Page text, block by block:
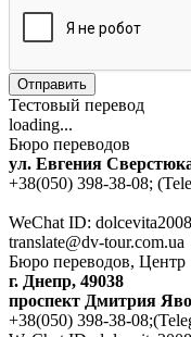
Отправить
Тестовый перевод
loading...
Бюро переводов
ул. Евгения
+38(050) 398-38-08;
WeChat ID: dolcevita2008
translate@dv-tour.com.ua
Бюро переводов, Центр
г. Днепр, 49038
проспект Дмитрия
+38(050) 398-38-